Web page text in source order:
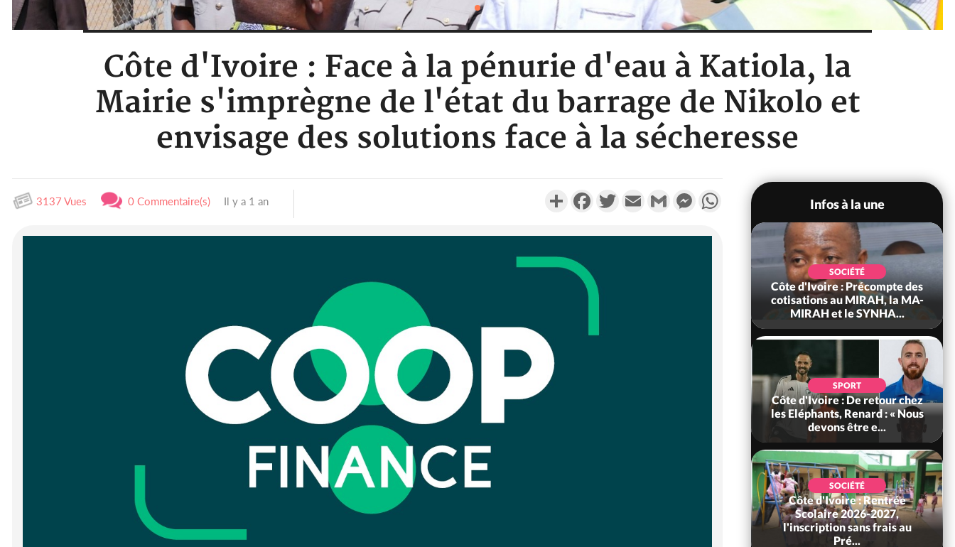
Côte d'Ivoire : Face à la pénurie d'eau à Katiola, la
Mairie s'imprègne de l'état du barrage de Nikolo et
envisage des solutions face à la sécheresse
3137 Vues 0 Commentaire(s) Il y a 1 an PartagerFacebookTwitterEmail Gmail MessengerWhatsApp
Infos à la une
l'Indépendance, les Forces de
SOCIÉTÉ
Côte d'Ivoire : Précompte des
cotisations au MIRAH, la MA-
MIRAH et le SYNHA...
SPORT
Côte d'Ivoire : De retour chez
les Eléphants, Renard : « Nous
devons être e...
SOCIÉTÉ
Côte d'Ivoire : Rentrée
Scolaire 2026-2027,
l'inscription sans frais au
Pré...